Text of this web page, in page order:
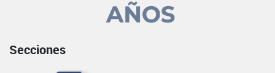
Secciones